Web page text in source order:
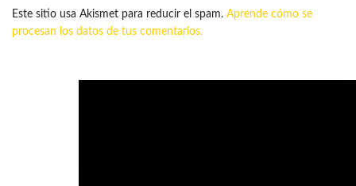
Este sitio usa Akismet para reducir el spam. Aprende cómo se
procesan los datos de tus comentarios.